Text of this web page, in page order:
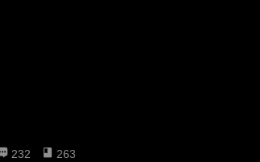
232 263